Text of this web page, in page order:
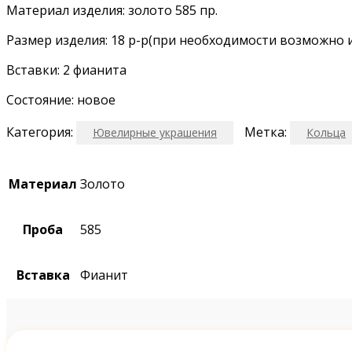
Материал изделия: золото 585 пр.
Размер изделия: 18 р-р(при необходимости возможно
Вставки: 2 фианита
Состояние: новое
Категория:
Ювелирные украшения Метка: Кольца
Материал Золото
Проба 585
Вставка Фианит